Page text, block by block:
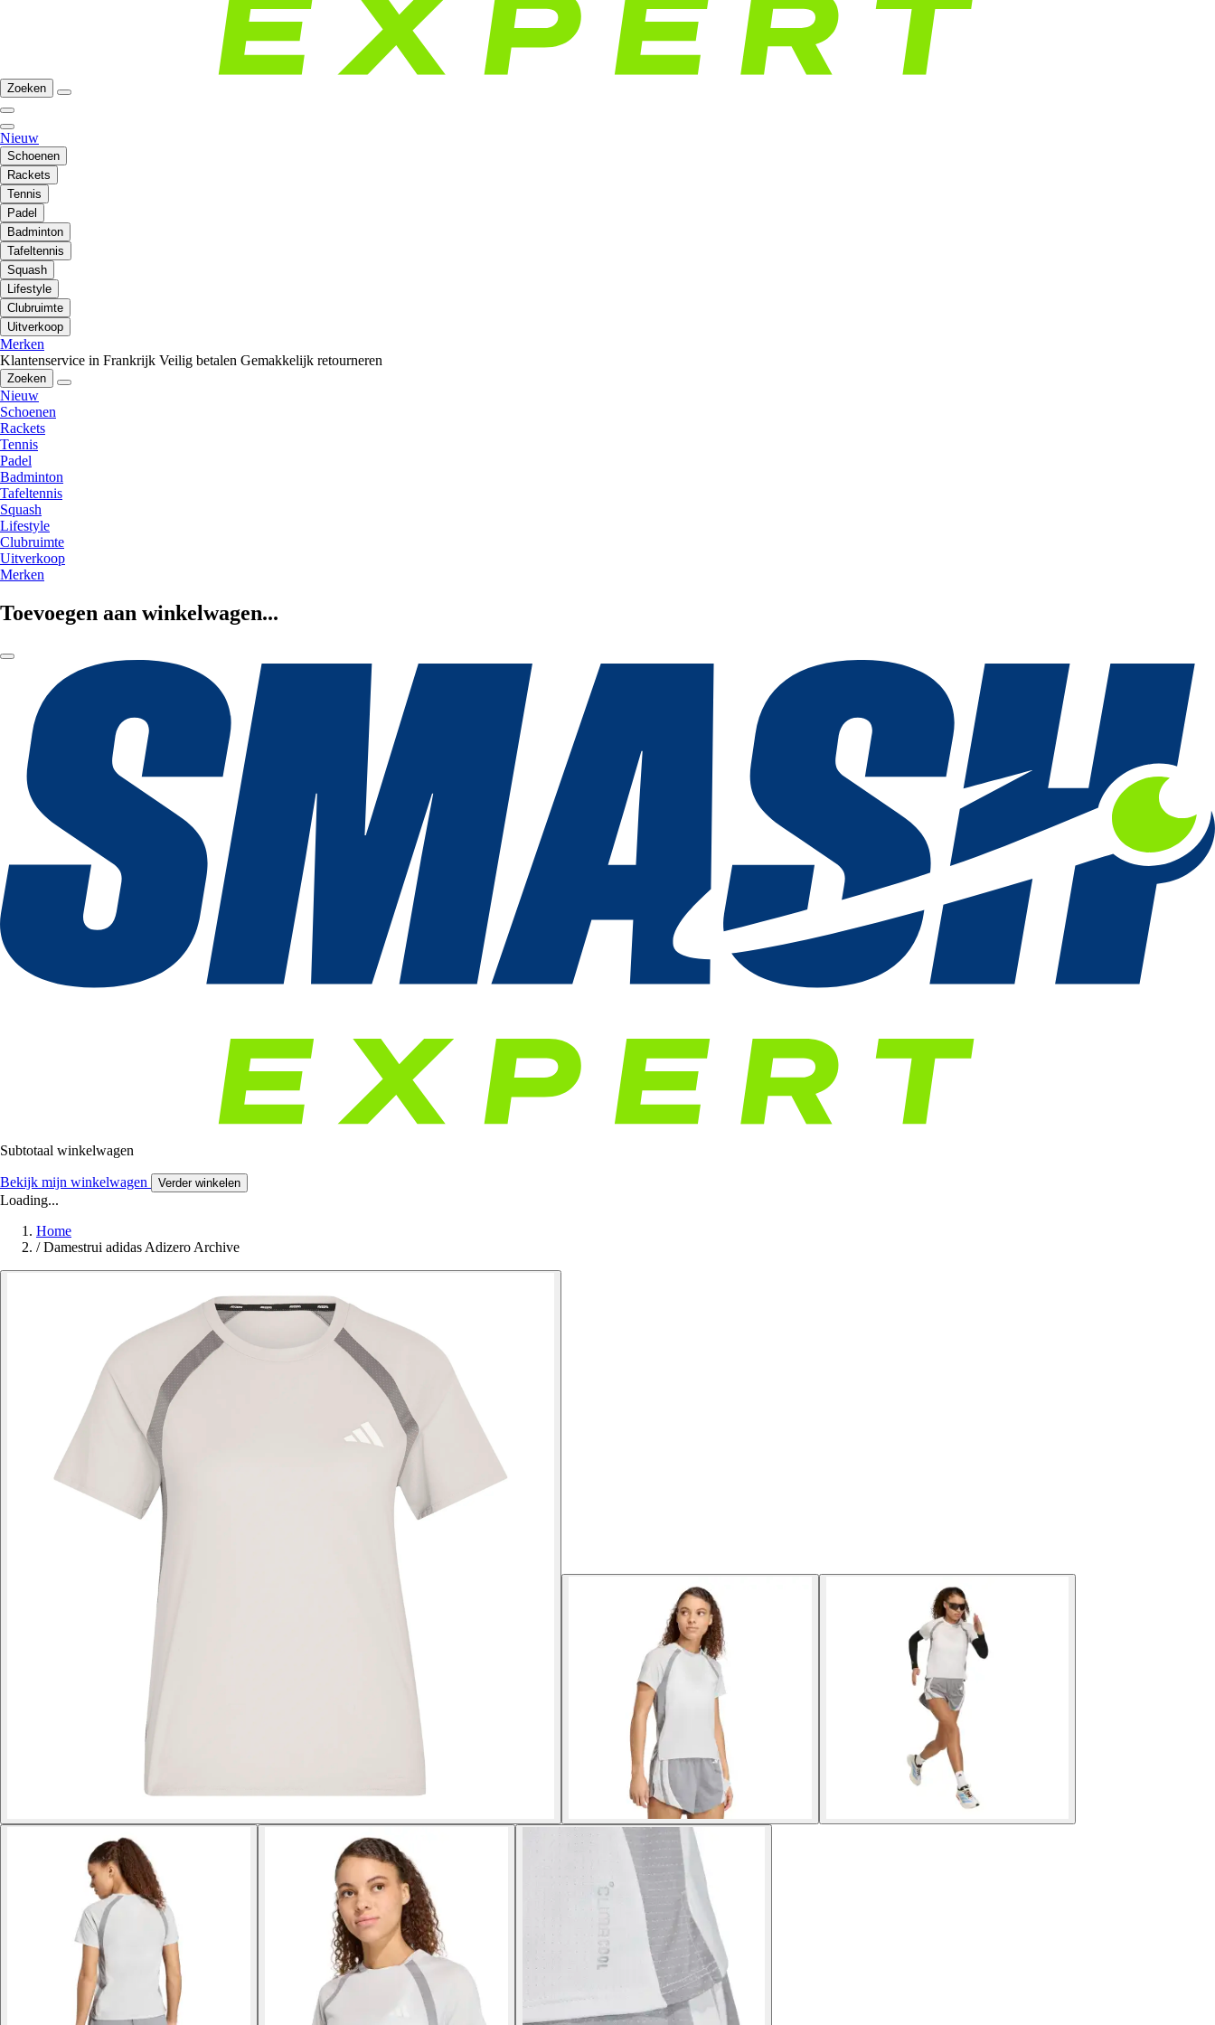
Zoeken
Nieuw
Schoenen
Rackets
Tennis
Padel
Badminton
Tafeltennis
Squash
Lifestyle
Clubruimte
Uitverkoop
Merken
Klantenservice in Frankrijk Veilig betalen Gemakkelijk retourneren
Zoeken
Nieuw
Schoenen
Rackets
Tennis
Padel
Badminton
Tafeltennis
Squash
Lifestyle
Clubruimte
Uitverkoop
Merken
Toevoegen aan winkelwagen...
Subtotaal winkelwagen
Bekijk mijn winkelwagen Verder winkelen
Loading...
Home
/ Damestrui adidas Adizero Archive